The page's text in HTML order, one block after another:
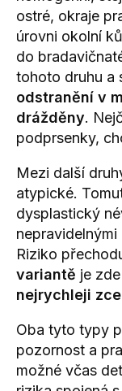
ostré, okraje
úrovni okolní
do
tohoto druhu a
odstranění v
drážděny.
podprsenky,
Mezi další
atypické.
dysplastický
nepravidelnými
Riziko
variantě je
nejrychleji
Oba tyto typy
pozornost a
možné včas